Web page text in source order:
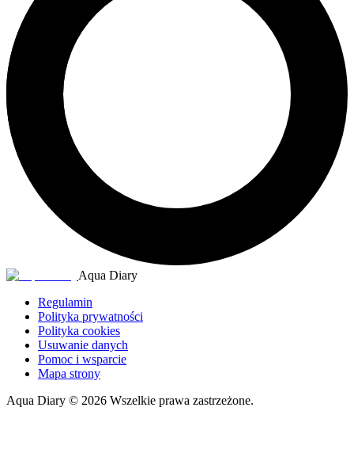
Aqua Diary
Regulamin
Polityka prywatności
Polityka cookies
Usuwanie danych
Pomoc i wsparcie
Mapa strony
Aqua Diary © 2026 Wszelkie prawa zastrzeżone.